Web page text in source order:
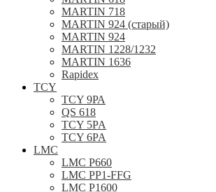
MARTIN 718
MARTIN 924 (старый)
MARTIN 924
MARTIN 1228/1232
MARTIN 1636
Rapidex
TCY
TCY 9РА
QS 618
TCY 5PA
TCY 6PA
LMC
LMC P660
LMC PP1-FFG
LMC P1600